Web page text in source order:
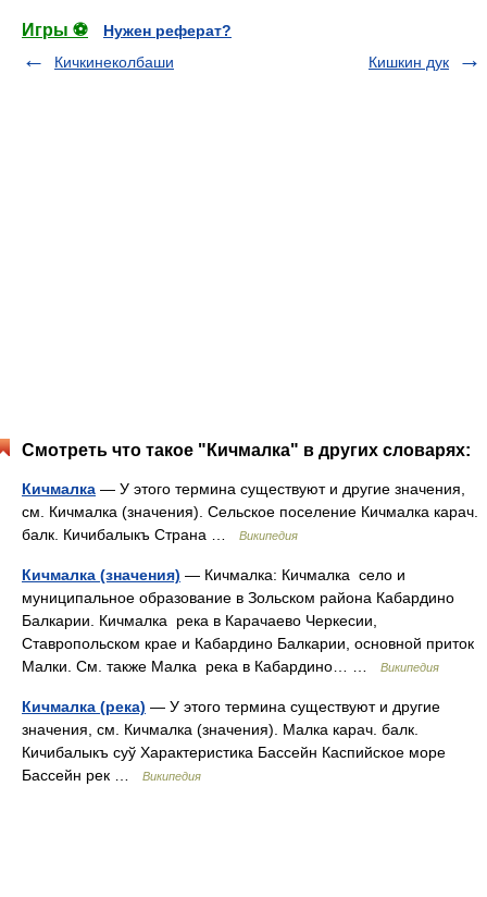
Игры ⚽
Нужен реферат?
Кичкинеколбаши
Кишкин дук
Смотреть что такое "Кичмалка" в других словарях:
Кичмалка — У этого термина существуют и другие значения,
см. Кичмалка (значения). Сельское поселение Кичмалка карач.
балк. Кичибалыкъ Страна …
Википедия
Кичмалка (значения) — Кичмалка: Кичмалка село и
муниципальное образование в Зольском района Кабардино
Балкарии. Кичмалка река в Карачаево Черкесии,
Ставропольском крае и Кабардино Балкарии, основной приток
Малки. См. также Малка река в Кабардино… …
Википедия
Кичмалка (река) — У этого термина существуют и другие
значения, см. Кичмалка (значения). Малка карач. балк.
Кичибалыкъ суў Характеристика Бассейн Каспийское море
Бассейн рек …
Википедия